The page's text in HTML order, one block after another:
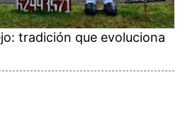
tradición que evoluciona